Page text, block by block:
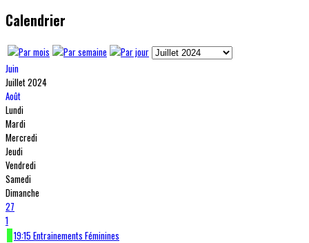
Calendrier
Juin
Juillet 2024
Août
Lundi
Mardi
Mercredi
Jeudi
Vendredi
Samedi
Dimanche
27
1
19:15 Entrainements Féminines